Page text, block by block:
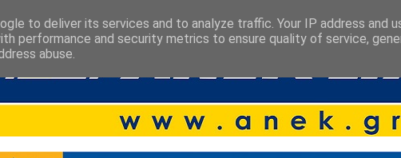
to deliver its services and to analyze traffic. Your IP address and
performance and security metrics to ensure quality of service,
abuse.